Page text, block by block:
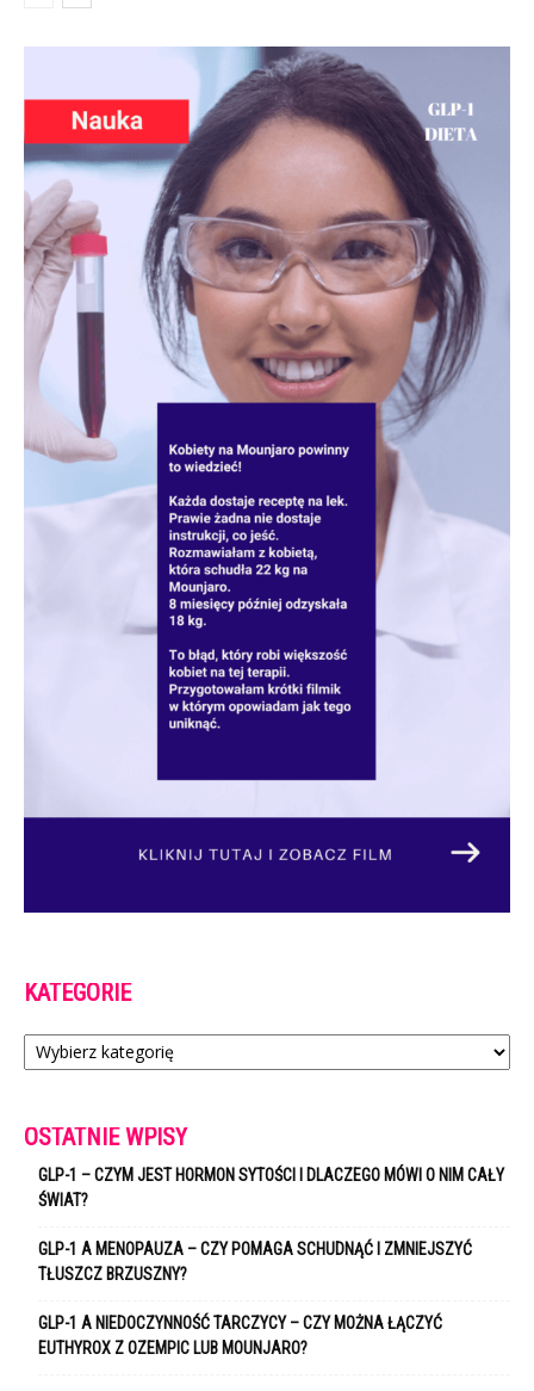
KATEGORIE
Kategorie
OSTATNIE WPISY
GLP-1 – CZYM JEST HORMON SYTOŚCI I DLACZEGO MÓWI O NIM CAŁY
ŚWIAT?
GLP-1 A MENOPAUZA – CZY POMAGA SCHUDNĄĆ I ZMNIEJSZYĆ
TŁUSZCZ BRZUSZNY?
GLP-1 A NIEDOCZYNNOŚĆ TARCZYCY – CZY MOŻNA ŁĄCZYĆ
EUTHYROX Z OZEMPIC LUB MOUNJARO?